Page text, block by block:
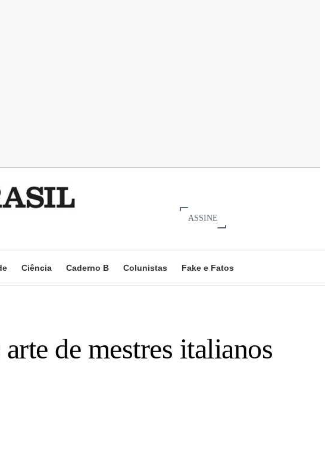
ASSINE
Ciência Caderno B Colunistas Fake e Fatos
de mestres italianos